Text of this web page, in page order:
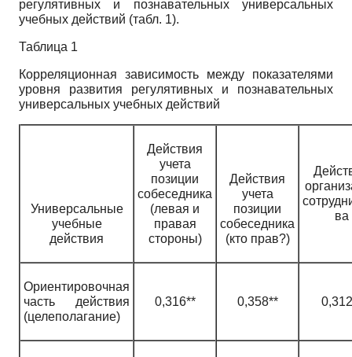
регулятивных и познавательных универсальных
учебных действий (табл. 1).
Таблица 1
Корреляционная зависимость между показателями
уровня развития регулятивных и познавательных
универсальных учебных действий
Универсальные
учебные
действия
Действия
учета
позиции
собеседника
(левая и
правая
стороны)
Действия
учета
позиции
собеседника
(кто прав?)
ва
Ориентировочная
часть действия
(целеполагание)
0,316** 0,358**